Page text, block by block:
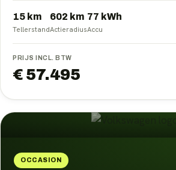
15 km
Tellerstand
602 km
Actieradius
77 kWh
Accu
PRIJS INCL. BTW
€ 57.495
OCCASION